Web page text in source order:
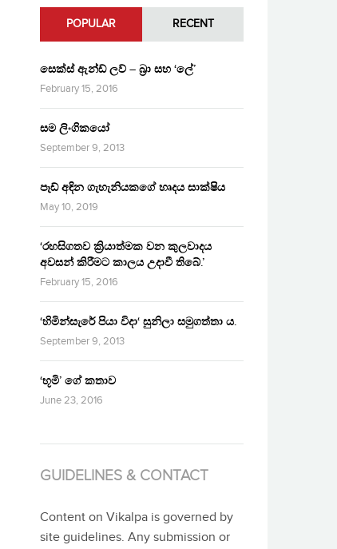
POPULAR RECENT
සෙක්ස් ඇන්ඩ් ලව් – බ්‍රා සහ ‘ලේ’
February 15, 2016
සම ලිංගිකයෝ
September 9, 2013
පෑඩ් අඳින ගැහැනියකගේ හෘදය සාක්ෂිය
May 10, 2019
‘රහසිගතව ක්‍රියාත්මක වන කුලවාදය
අවසන් කිරීමට කාලය උදාවී තිබේ.’
February 15, 2016
‘හිමින්සැරේ පියා විදා‘ සුනිලා සමුගත්තා ය.
September 9, 2013
‘භූමි’ ගේ කතාව
June 23, 2016
GUIDELINES & CONTACT
Content on Vikalpa is governed by
site guidelines. Any submission or